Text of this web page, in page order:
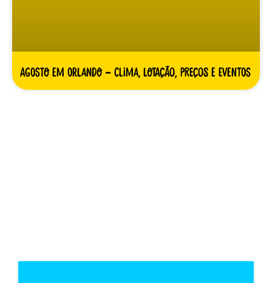
Agosto em Orlando – clima, lotação, preços e eventos